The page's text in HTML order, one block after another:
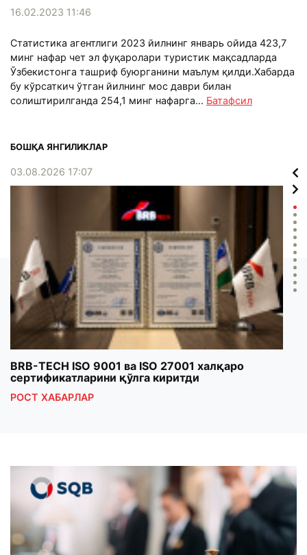
16.02.2023 11:46
Статистика агентлиги 2023 йилнинг январь ойида 423,7
минг нафар чет эл фуқаролари туристик мақсадларда
Ўзбекистонга ташриф буюрганини маълум қилди.Хабарда
бу кўрсаткич ўтган йилнинг мос даври билан
солиштирилганда 254,1 минг нафарга... Батафсил
БОШҚА ЯНГИЛИКЛАР
03.08.2026 17:07
BRB-TECH ISO 9001 ва ISO 27001 халқаро
сертификатларини қўлга киритди
РОСТ ХАБАРЛАР